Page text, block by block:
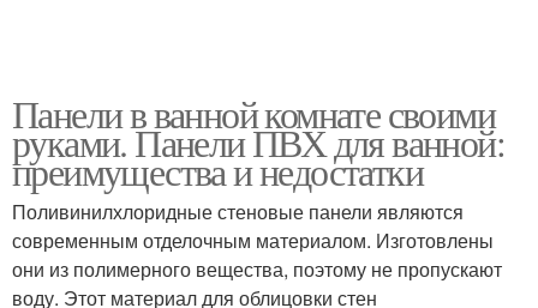
Панели в ванной комнате своими
руками. Панели ПВХ для ванной:
преимущества и недостатки
Поливинилхлоридные стеновые панели являются
современным отделочным материалом. Изготовлены
они из полимерного вещества, поэтому не пропускают
воду. Этот материал для облицовки стен